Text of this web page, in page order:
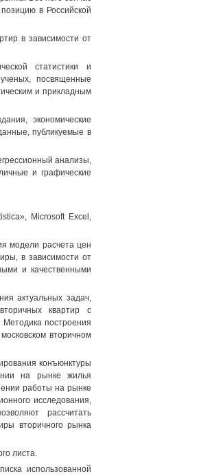
в Российской
в зависимости от
статистики и
посвященные
и прикладным
экономические
публикуемые в
анализы,
и графические
Microsoft Excel,
модели расчета цен
в зависимости от
и качественными
актуальных задач,
квартир с
Методика построения
вторичном
конъюнктуры
на рынке жилья
работы на рынке
исследования,
рассчитать
вторичного рынка
листа.
использованной